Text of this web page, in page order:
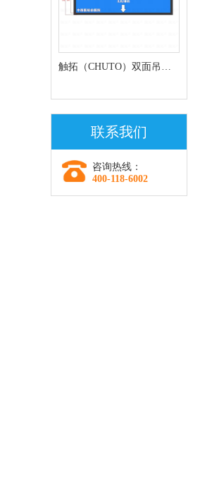
触拓（CHUTO）双面吊挂
联系我们
咨询热线：
400-118-6002